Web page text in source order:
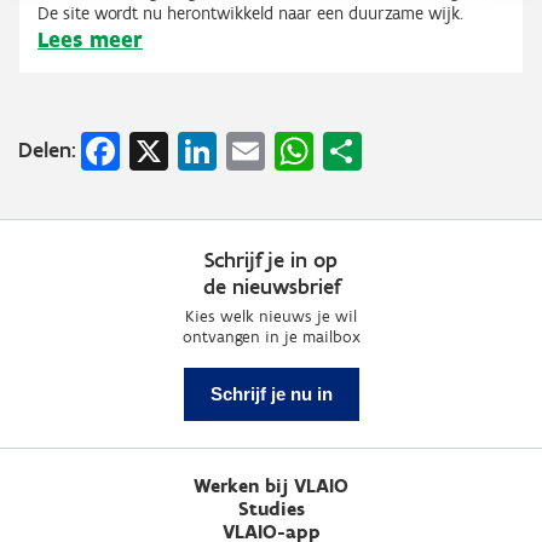
De site wordt nu herontwikkeld naar een duurzame wijk.
Lees meer
Delen: Facebook
X LinkedIn
EmailWhatsApp
Schrijf je in op
de nieuwsbrief
Kies welk nieuws je wil
ontvangen in je mailbox
Schrijf je nu in
Werken bij VLAIO
Studies
VLAIO-app